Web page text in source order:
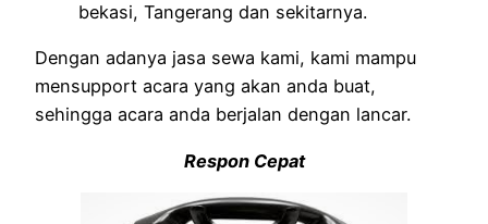
bekasi, Tangerang dan sekitarnya.
Dengan adanya jasa sewa kami, kami mampu
mensupport acara yang akan anda buat,
sehingga acara anda berjalan dengan lancar.
Respon Cepat